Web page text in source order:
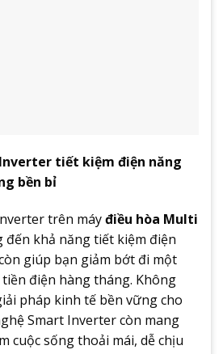
tiết kiệm điện năng
bền bỉ
trên máyđiều hòa Multi
đến khả năng tiết kiệm điện
giúp bạn giảm bớt đi một
điện hàng tháng. Không
pháp kinh tế bền vững cho
Smart Inverter còn mang
cuộc sống thoải mái, dễ chịu